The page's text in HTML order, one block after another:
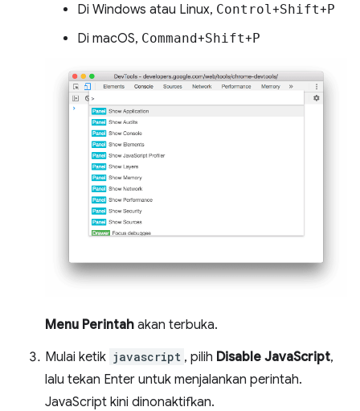
Di Windows atau Linux, Control+Shift+P
Di macOS, Command+Shift+P
Menu Perintah akan terbuka.
Mulai ketik javascript , pilih Disable JavaScript,
lalu tekan Enter untuk menjalankan perintah.
JavaScript kini dinonaktifkan.